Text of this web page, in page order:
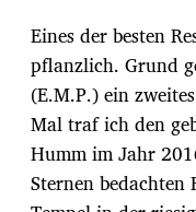
Eines der besten
pflanzlich. Grund
(E.M.P.) ein
Mal traf ich den
Humm im Jahr
Sternen bedachten